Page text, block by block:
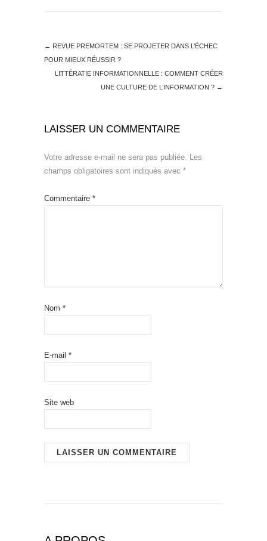
← REVUE PREMORTEM : SE PROJETER DANS L’ÉCHEC
POUR MIEUX RÉUSSIR ?
LITTÉRATIE INFORMATIONNELLE : COMMENT CRÉER
UNE CULTURE DE L’INFORMATION ? →
LAISSER UN COMMENTAIRE
Votre adresse e-mail ne sera pas publiée. Les
champs obligatoires sont indiqués avec *
Commentaire *
Nom *
E-mail *
Site web